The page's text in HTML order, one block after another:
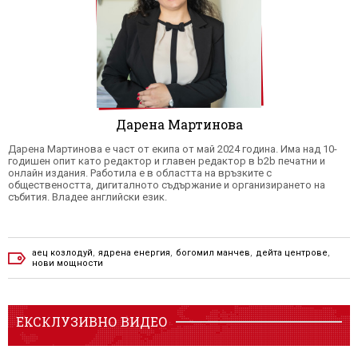
Дарена Мартинова
Дарена Мартинова е част от екипа от май 2024 година. Има над 10-
годишен опит като редактор и главен редактор в b2b печатни и
онлайн издания. Работила е в областта на връзките с
обществеността, дигиталното съдържание и организирането на
събития. Владее английски език.
аец козлодуй, ядрена енергия, богомил манчев, дейта центрове,
нови мощности
ЕКСКЛУЗИВНО ВИДЕО